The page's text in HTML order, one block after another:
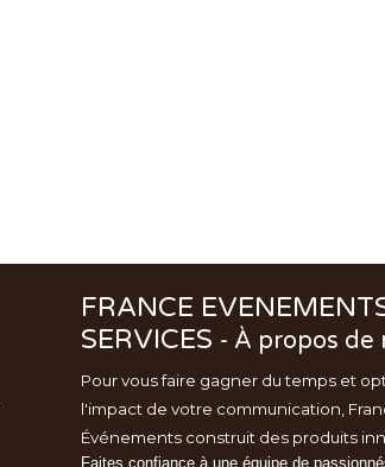
FRANCE
SERVICES - À propos de
Pour vous faire gagner du temps et
l'impact de votre communication,
Événements construit des produits
Faites confiance à une équipe de